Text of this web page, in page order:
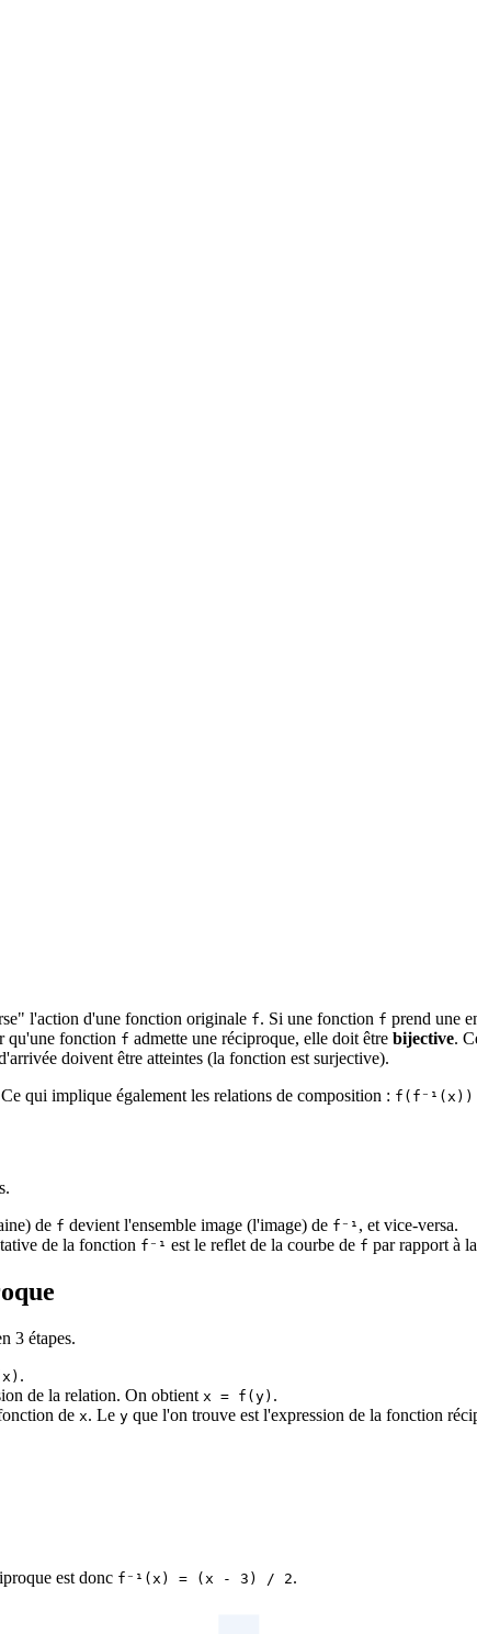
l'action d'une fonction originale f. Si une fonction f prend une
qu'une fonction f admette une réciproque, elle doit être bijective.
doivent être atteintes (la fonction est surjective).
Ce qui implique également les relations de composition : f(f⁻¹(x))
de f devient l'ensemble image (l'image) de f⁻¹ , et vice-versa.
de la fonction f⁻¹ est le reflet de la courbe de f par rapport à
3 étapes.
.
de la relation. On obtient x = f(y) .
de x. Le y que l'on trouve est l'expression de la fonction
est donc f⁻¹(x) = (x - 3) / 2.